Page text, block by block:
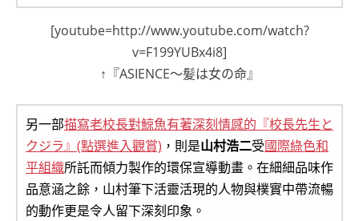
[youtube=http://www.youtube.com/watch?
v=F199YUBx4i8]
↑『ASIENCE～髪は女の命』
另一部描寫老校長對鯨魚有著深刻情感的『校長先生と
クジラ』(點選進入觀賞) ，則是山村浩二受國際綠色和
平組織所託而傾力製作的環保宣導動畫。在細細品味作
品意涵之餘，山村筆下活靈活現的人物與樸實中帶流暢
的動作更是令人留下深刻印象。